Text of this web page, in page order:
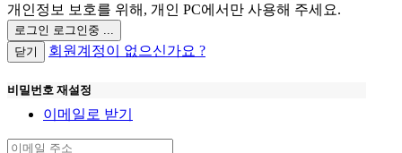
개인정보 보호를 위해, 개인 PC에서만 사용해 주세요.
로그인 로그인중 ...
닫기
회원계정이 없으신가요 ?
비밀번호 재설정
이메일로 받기